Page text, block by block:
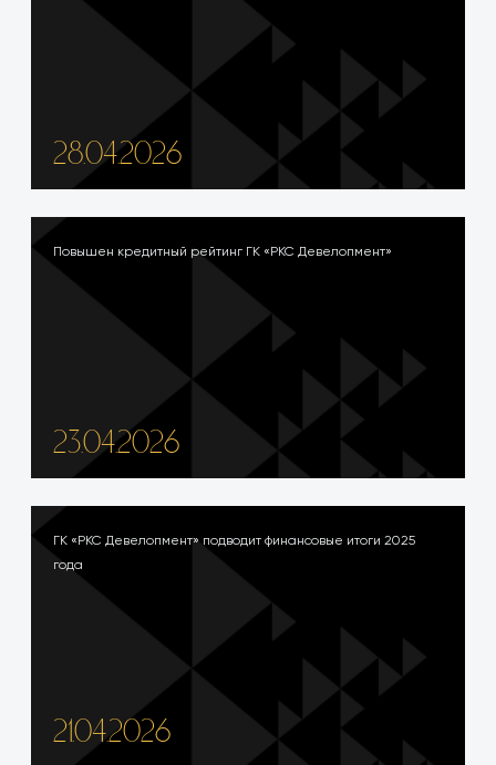
28.04.2026
Повышен кредитный рейтинг ГК «РКС Девелопмент»
23.04.2026
ГК «РКС Девелопмент» подводит финансовые итоги 2025
года
21.04.2026